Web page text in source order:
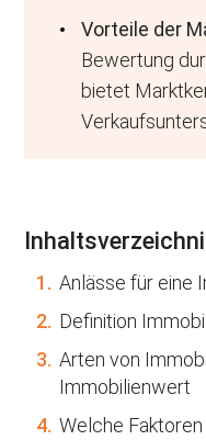
Vorteile der
Bewertung
bietet
1. Anlässe für eine
2. Definition
3. Arten von
Immobilienwert
4. Welche